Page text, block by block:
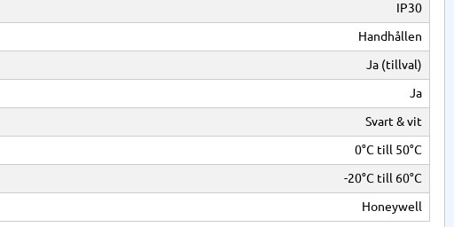
IP30
Handhållen
Ja (tillval)
Ja
Svart & vit
0°C till 50°C
-20°C till 60°C
Honeywell